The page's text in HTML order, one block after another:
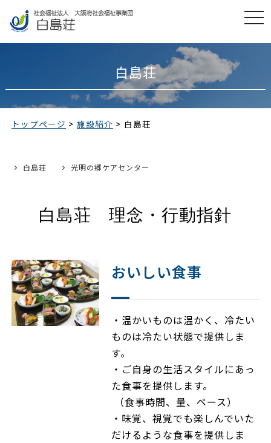
t
o
g
v
g
白島荘
トップページ > 施設紹介 > 白島荘
白島荘 光明の郷ケアセンター
白島荘 理念・行動指針
おいしい食事
・温かいものは温かく、冷たい
ものは冷たい状態で提供しま
す。
・ご自身の生活スタイルにあっ
た食事を提供します。
（食事時間、量、ペース）
・味覚、視覚でも楽しんでいた
だけるような食事を提供しま